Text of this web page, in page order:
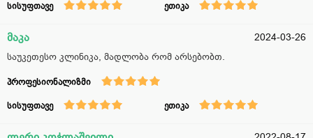
სისუფთავე ეთიკა
მაკა
2024-03-26
საუკეთესო კლინიკა, მადლობა რომ არსებობთ.
პროფესიონალიზმი
სისუფთავე ეთიკა